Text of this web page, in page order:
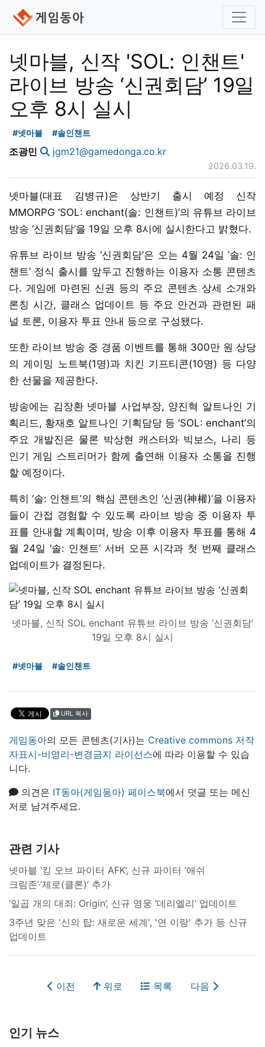
넷마블, 신작 'SOL: 인챈트'
라이브 방송 ‘신권회담’ 19일
오후 8시 실시
#넷마블 #솔인챈트
조광민 jgm21@gamedonga.co.kr
2026.03.19.
넷마블(대표 김병규)은 상반기 출시 예정 신작
MMORPG ‘SOL: enchant(솔: 인챈트)’의 유튜브 라이브
방송 ‘신권회담’을 19일 오후 8시에 실시한다고 밝혔다.
유튜브 라이브 방송 ‘신권회담’은 오는 4월 24일 ‘솔: 인
챈트’ 정식 출시를 앞두고 진행하는 이용자 소통 콘텐츠
다. 게임에 마련된 신권 등의 주요 콘텐츠 상세 소개와
론칭 시간, 클래스 업데이트 등 주요 안건과 관련된 패
널 토론, 이용자 투표 안내 등으로 구성됐다.
또한 라이브 방송 중 경품 이벤트를 통해 300만 원 상당
의 게이밍 노트북(1명)과 치킨 기프티콘(10명) 등 다양
한 선물을 제공한다.
방송에는 김장환 넷마블 사업부장, 양진혁 알트나인 기
획리드, 황재호 알트나인 기획담당 등 ‘SOL: enchant’의
주요 개발진은 물론 박상현 캐스터와 빅보스, 나리 등
인기 게임 스트리머가 함께 출연해 이용자 소통을 진행
할 예정이다.
특히 ‘솔: 인챈트’의 핵심 콘텐츠인 ‘신권(神權)’을 이용자
들이 간접 경험할 수 있도록 라이브 방송 중 이용자 투
표를 안내할 계획이며, 방송 이후 이용자 투표를 통해 4
월 24일 ‘솔: 인챈트’ 서버 오픈 시각과 첫 번째 클래스
업데이트가 결정된다.
넷마블, 신작 SOL enchant 유튜브 라이브 방송 ‘신권회담’
19일 오후 8시 실시
#넷마블 #솔인챈트
URL 복사
게임동아의 모든 콘텐츠(기사)는 Creative commons 저작
자표시-비영리-변경금지 라이선스에 따라 이용할 수 있습
니다.
의견은 IT동아(게임동아) 페이스북에서 덧글 또는 메신
저로 남겨주세요.
관련 기사
넷마블 ‘킹 오브 파이터 AFK’, 신규 파이터 ‘애쉬
크림존’·‘제로(클론)’ 추가
‘일곱 개의 대죄: Origin’, 신규 영웅 ‘데리엘리’ 업데이트
3주년 맞은 '신의 탑: 새로운 세계', '연 이랑' 추가 등 신규
업데이트
이전 위로 목록 다음
인기 뉴스